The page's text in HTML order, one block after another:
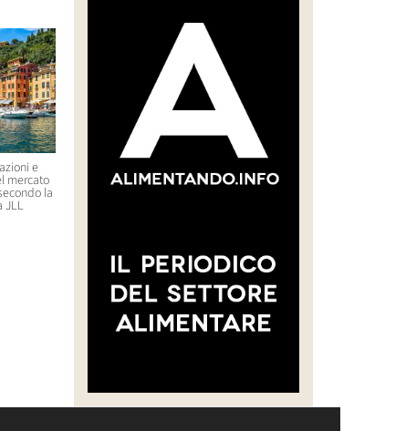
e
mercato
la
JLL
Un ristorante stellato in Corea
del Sud serve formiche come
Uber lancia un’offerta su
Delivery Hero (Glovo)